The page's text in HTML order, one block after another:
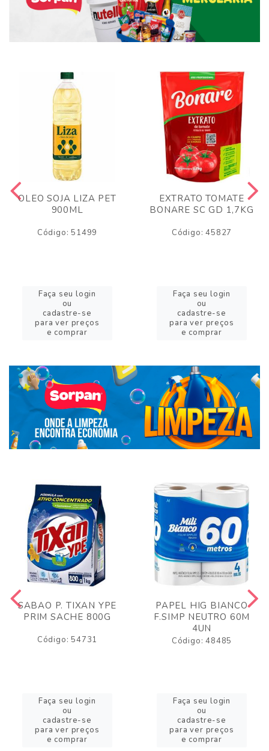
OLEO SOJA LIZA PET
900ML
Código: 51499
Faça seu login
ou
cadastre-se
para ver preços
e comprar
EXTRATO TOMATE
BONARE SC GD 1,7KG
Código: 45827
Faça seu login
ou
cadastre-se
para ver preços
e comprar
SABAO P. TIXAN YPE
PRIM SACHE 800G
Código: 54731
Faça seu login
ou
cadastre-se
para ver preços
e comprar
PAPEL HIG BIANCO
F.SIMP NEUTRO 60M
4UN
Código: 48485
Faça seu login
ou
cadastre-se
para ver preços
e comprar